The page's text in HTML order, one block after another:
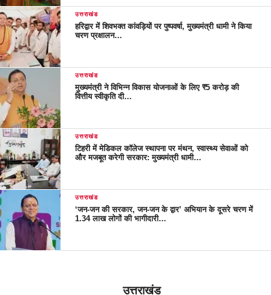
उत्तराखंड
हरिद्वार में शिवभक्त कांवड़ियों पर पुष्पवर्षा, मुख्यमंत्री धामी ने किया
चरण प्रक्षालन…
उत्तराखंड
मुख्यमंत्री ने विभिन्न विकास योजनाओं के लिए ₹5 करोड़ की
वित्तीय स्वीकृति दी…
उत्तराखंड
टिहरी में मेडिकल कॉलेज स्थापना पर मंथन, स्वास्थ्य सेवाओं को
और मजबूत करेगी सरकार: मुख्यमंत्री धामी…
उत्तराखंड
‘जन-जन की सरकार, जन-जन के द्वार’ अभियान के दूसरे चरण में
1.34 लाख लोगों की भागीदारी…
उत्तराखंड